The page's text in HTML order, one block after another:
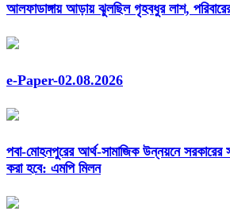
আলফাডাঙ্গায় আড়ায় ঝুলছিল গৃহবধুর লাশ,
e-Paper-02.08.2026
পবা-মোহনপুরের আর্থ-সামাজিক উন্নয়নে সরকারের
করা হবে: এমপি মিলন